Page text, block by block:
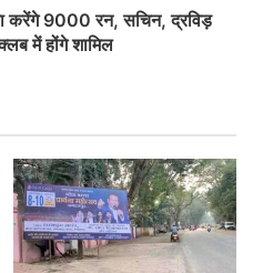
करेंगे 9000 रन, सचिन, द्रविड़
में होंगे शामिल